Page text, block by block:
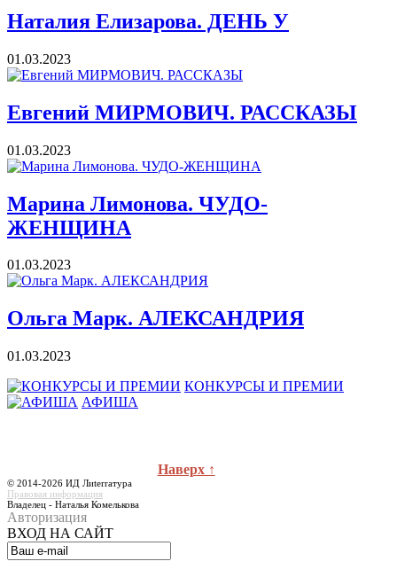
Наталия Елизарова. ДЕНЬ У
01.03.2023
Евгений МИРМОВИЧ. РАССКАЗЫ
01.03.2023
Марина Лимонова. ЧУДО-
ЖЕНЩИНА
01.03.2023
Ольга Марк. АЛЕКСАНДРИЯ
01.03.2023
КОНКУРСЫ И ПРЕМИИ
АФИША
Наверх ↑
© 2014-2026 ИД Лиterraтура
Правовая информация
Владелец - Наталья Комелькова
Авторизация
ВХОД НА САЙТ